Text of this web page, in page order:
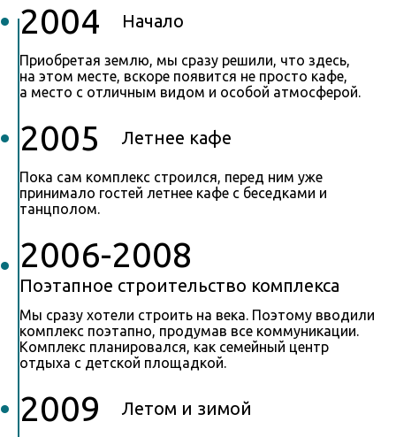
2004 Начало
Приобретая землю, мы сразу решили, что здесь,
на этом месте, вскоре появится не просто кафе,
а место с отличным видом и особой атмосферой.
2005 Летнее кафе
Пока сам комплекс строился, перед ним уже
принимало гостей летнее кафе с беседками и
танцполом.
2006-2008
Поэтапное строительство комплекса
Мы сразу хотели строить на века. Поэтому вводили
комплекс поэтапно, продумав все коммуникации.
Комплекс планировался, как семейный центр
отдыха с детской площадкой.
2009 Летом и зимой